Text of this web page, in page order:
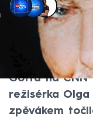
Eliška
30. zář
V jádru byl
Gotta na CNN
režisérka
zpěvákem